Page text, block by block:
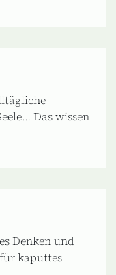
Das wissen
Denken und
kaputtes